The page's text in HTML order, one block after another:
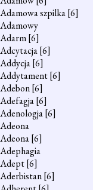
Adamowa szpilka[6]
Adamowy
Adarm[6]
Adcytacja[6]
Addycja[6]
Addytament[6]
Adebon[6]
Adefagja[6]
Adenologja[6]
Adeona
Adeona[6]
Adephagia
Adept[6]
Aderbistan[6]